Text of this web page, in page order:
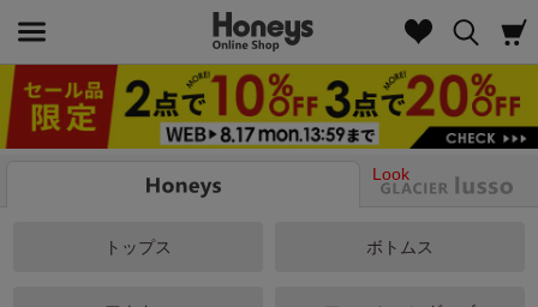
Look
トップス ボトムス